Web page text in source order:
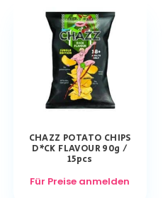
CHAZZ POTATO CHIPS
D*CK FLAVOUR 90g /
15pcs
Für Preise anmelden